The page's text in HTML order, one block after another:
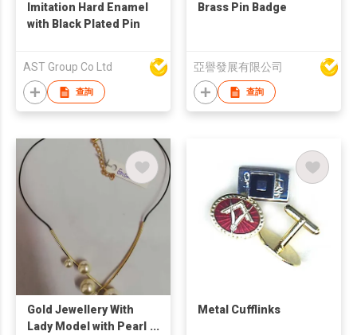
Imitation Hard Enamel
with Black Plated Pin
AST Group Co Ltd
查詢
Brass Pin Badge
亞譽發展有限公司
查詢
Gold Jewellery With
Lady Model with Pearl
Metal Cufflinks